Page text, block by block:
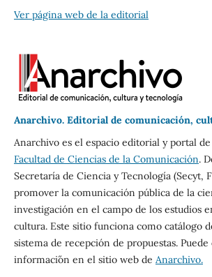
Ver página web de la editorial
Anarchivo. Editorial de comunicación,
Anarchivo es el espacio editorial y portal
Facultad de Ciencias de la Comunicación.
Secretaría de Ciencia y Tecnología (Secyt,
promover la comunicación pública de la
investigación en el campo de los estudios
cultura. Este sitio funciona como catálogo
sistema de recepción de propuestas.
informaci´ón en el sitio web de Anarchivo.